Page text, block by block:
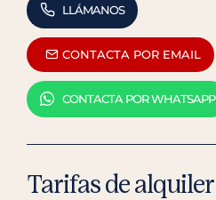
LLÁMANOS
CONTACTA POR EMAIL
CONTACTA POR WHATSAPP
Tarifas de alquiler